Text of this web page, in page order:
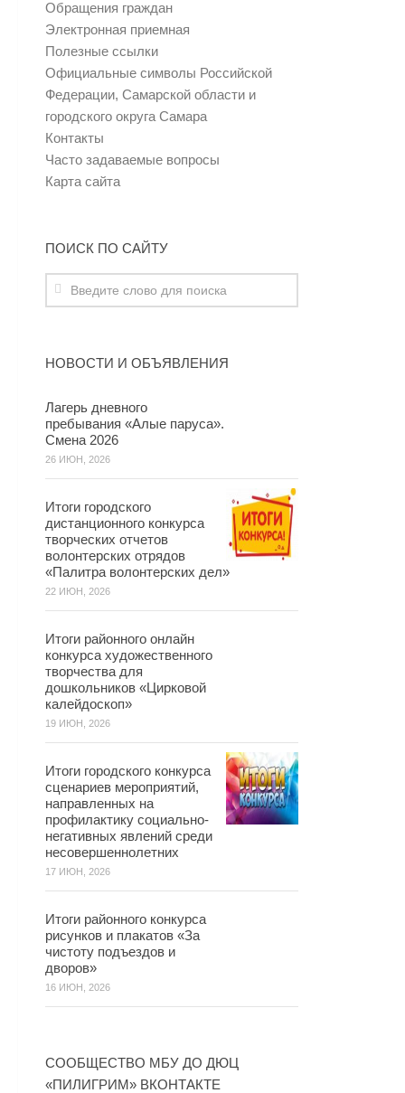
Обращения граждан
Электронная приемная
Полезные ссылки
Официальные символы Российской
Федерации, Самарской области и
городского округа Самара
Контакты
Часто задаваемые вопросы
Карта сайта
ПОИСК ПО САЙТУ
НОВОСТИ И ОБЪЯВЛЕНИЯ
Лагерь дневного
пребывания «Алые паруса».
Смена 2026
26 ИЮН, 2026
Итоги городского
дистанционного конкурса
творческих отчетов
волонтерских отрядов
«Палитра волонтерских дел»
22 ИЮН, 2026
Итоги районного онлайн
конкурса художественного
творчества для
дошкольников «Цирковой
калейдоскоп»
19 ИЮН, 2026
Итоги городского конкурса
сценариев мероприятий,
направленных на
профилактику социально-
негативных явлений среди
несовершеннолетних
17 ИЮН, 2026
Итоги районного конкурса
рисунков и плакатов «За
чистоту подъездов и
дворов»
16 ИЮН, 2026
СООБЩЕСТВО МБУ ДО ДЮЦ
«ПИЛИГРИМ» ВКОНТАКТЕ